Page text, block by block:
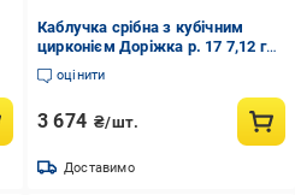
Каблучка срібна з кубічним
цирконієм Доріжка р. 17 7,12 г
(3009688003)
оцінити
3 674 ₴/шт.
Доставимо